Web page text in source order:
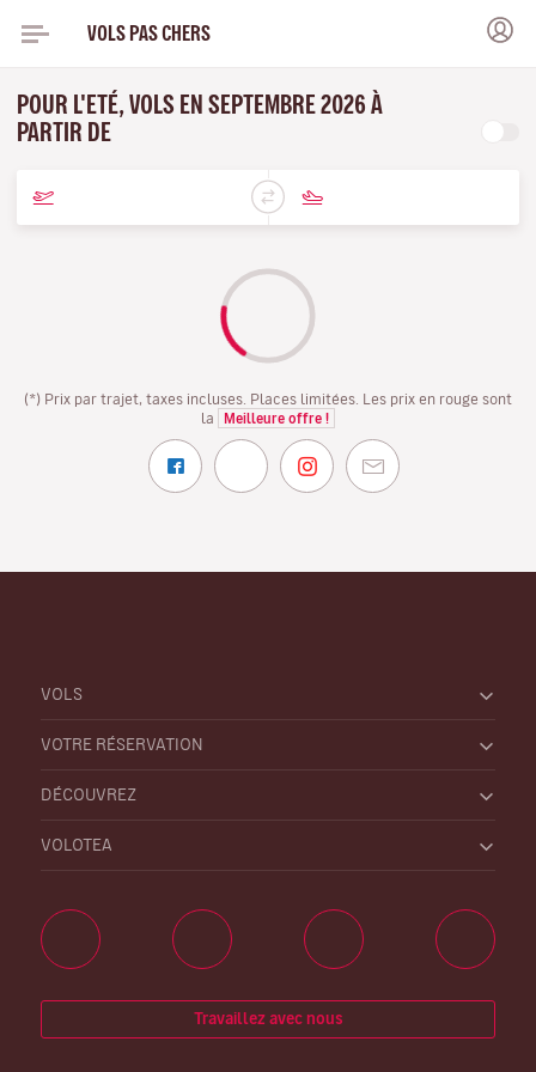
VOLS PAS CHERS
POUR L'ETÉ, VOLS EN SEPTEMBRE 2026 À
PARTIR DE
(*) Prix par trajet, taxes incluses. Places limitées. Les prix en rouge sont
la
Meilleure offre !
VOLS
VOTRE RÉSERVATION
DÉCOUVREZ
VOLOTEA
Travaillez avec nous